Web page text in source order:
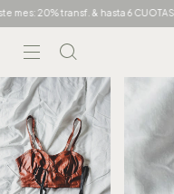
interés Envío gratis +$150.000